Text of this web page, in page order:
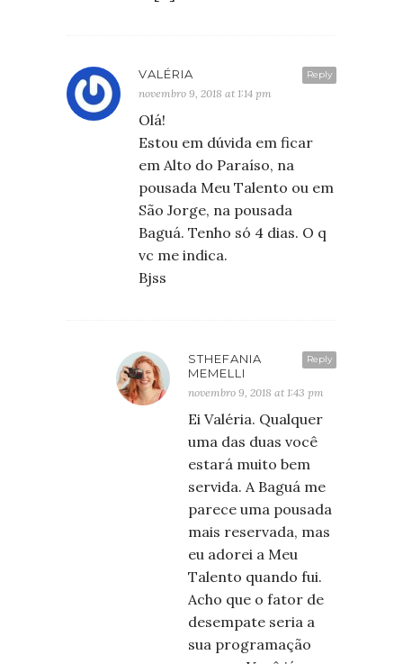
Reply
VALÉRIA
novembro 9, 2018 at 1:14 pm
Olá!
Estou em dúvida em ficar
em Alto do Paraíso, na
pousada Meu Talento ou em
São Jorge, na pousada
Baguá. Tenho só 4 dias. O q
vc me indica.
Bjss
Reply
STHEFANIA
MEMELLI
novembro 9, 2018 at 1:43 pm
Ei Valéria. Qualquer
uma das duas você
estará muito bem
servida. A Baguá me
parece uma pousada
mais reservada, mas
eu adorei a Meu
Talento quando fui.
Acho que o fator de
desempate seria a
sua programação